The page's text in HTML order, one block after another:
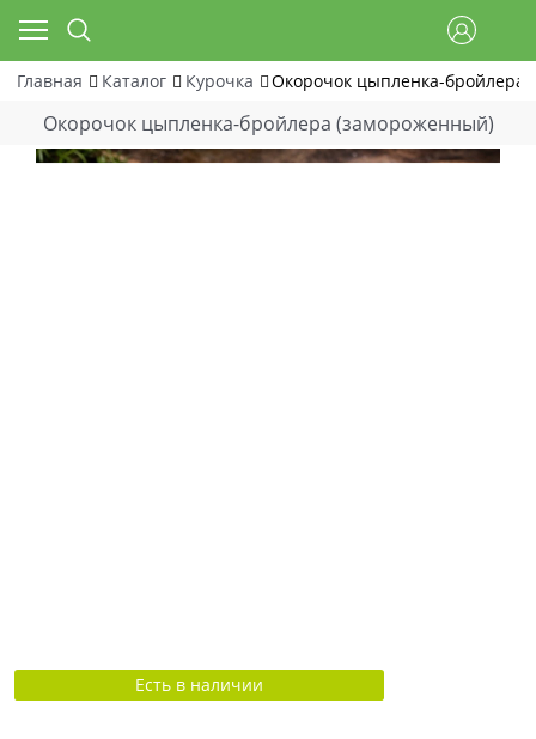
Главная Каталог Курочка Окорочок цыпленка-бройлера
Окорочок цыпленка-бройлера (замороженный)
Есть в наличии